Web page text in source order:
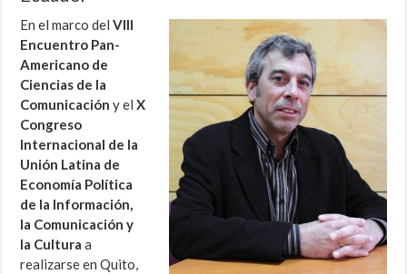
En el marco delVIII
Encuentro Pan-
Americano de
Ciencias de la
Comunicación y elX
Congreso
Internacional de la
Unión Latina de
Economía Política
de la Información,
la Comunicación y
la Culturaa
realizarse en Quito,